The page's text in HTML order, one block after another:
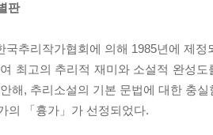
판
국추리작가협회에 의해 1985년에 제
최고의 추리적 재미와 소설적 완성도
해, 추리소설의 기본 문법에 대한 충실
의 「흉가」가 선정되었다.